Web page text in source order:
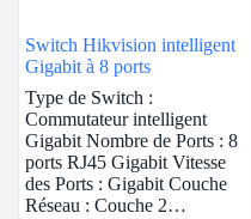
Switch Hikvision intelligent
Gigabit à 8 ports
Type de Switch :
Commutateur intelligent
Gigabit Nombre de Ports : 8
ports RJ45 Gigabit Vitesse
des Ports : Gigabit Couche
Réseau : Couche 2…